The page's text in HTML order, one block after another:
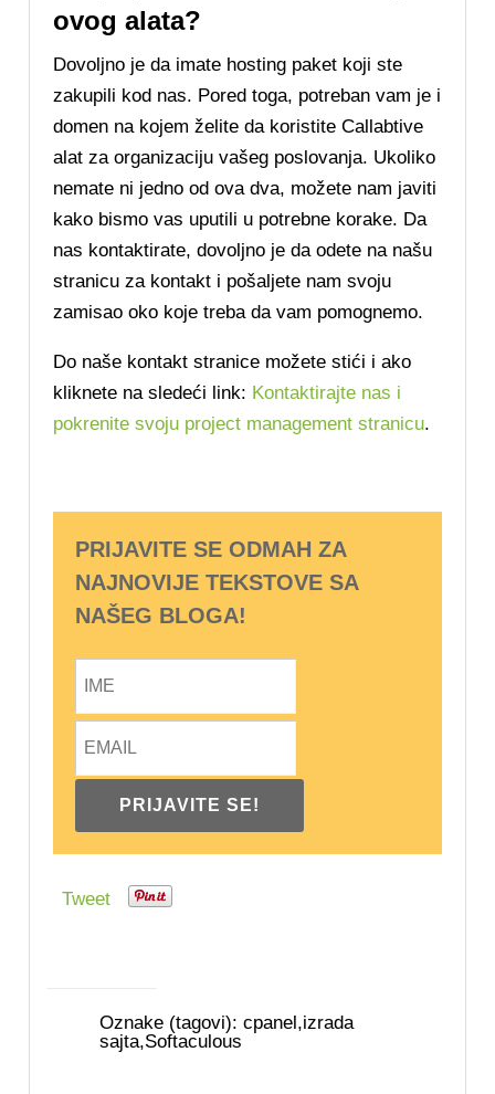
ovog alata?
Dovoljno je da imate hosting paket koji ste
zakupili kod nas. Pored toga, potreban vam je i
domen na kojem želite da koristite Callabtive
alat za organizaciju vašeg poslovanja. Ukoliko
nemate ni jedno od ova dva, možete nam javiti
kako bismo vas uputili u potrebne korake. Da
nas kontaktirate, dovoljno je da odete na našu
stranicu za kontakt i pošaljete nam svoju
zamisao oko koje treba da vam pomognemo.
Do naše kontakt stranice možete stići i ako
kliknete na sledeći link: Kontaktirajte nas i
pokrenite svoju project management stranicu.
PRIJAVITE SE ODMAH ZA
NAJNOVIJE TEKSTOVE SA
NAŠEG BLOGA!
Tweet
Oznake (tagovi): cpanel,izrada
sajta,Softaculous